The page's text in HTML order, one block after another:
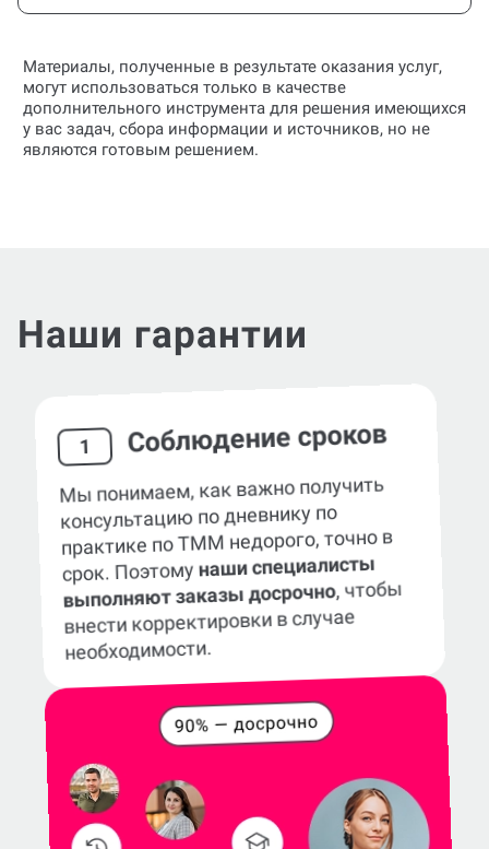
Материалы, полученные в результате оказания услуг,
могут использоваться только в качестве
дополнительного инструмента для решения имеющихся
у вас задач, сбора информации и источников, но не
являются готовым решением.
Наши гарантии
1 Соблюдение сроков
Мы понимаем, как важно получить
консультацию по дневнику по
практике по ТММ недорого, точно в
срок. Поэтомунаши специалисты
выполняют заказы досрочно, чтобы
внести корректировки в случае
необходимости.